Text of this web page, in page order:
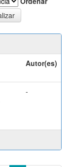
Autor(es)
-